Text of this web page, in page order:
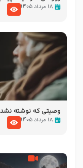
نوانمایش حرامیان در
۱۸ مرداد ۱۴۰۵
وصیتی که نوشته
۱۸ مرداد ۱۴۰۵